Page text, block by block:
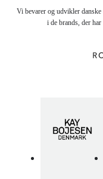
Vi bevarer og udvikler
i de brands, der